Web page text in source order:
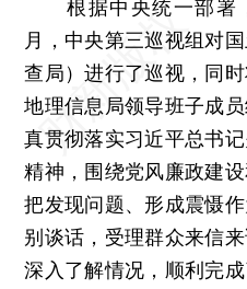
根据中央统一部署，
月，中央第三巡视组对
查局）进行了巡视，同
地理信息局领导班子成
真贯彻落实习近平总书
精神，围绕党风廉政建
把发现问题、形成震慑
别谈话，受理群众来信
深入了解情况，顺利完